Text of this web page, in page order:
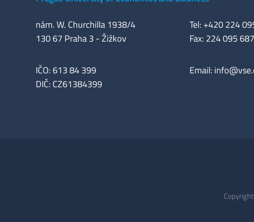
nám. W. Churchilla 1938/4
130 67 Praha 3 - Žižkov
Tel: +420 224
Fax: 224 095 687
IČO: 613 84 399
DIČ: CZ61384399
Email: